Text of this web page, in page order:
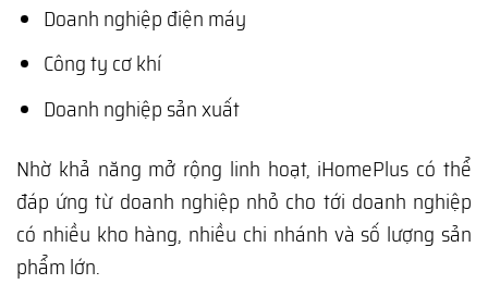
Doanh nghiệp điện máy
Công ty cơ khí
Doanh nghiệp sản xuất
Nhờ khả năng mở rộng linh hoạt, iHomePlus có thể
đáp ứng từ doanh nghiệp nhỏ cho tới doanh nghiệp
có nhiều kho hàng, nhiều chi nhánh và số lượng sản
phẩm lớn.